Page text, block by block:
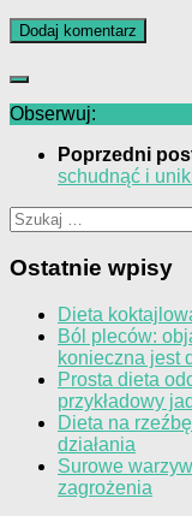
Obserwuj:
Poprzedni
schudnąć i
Szukaj:
Ostatnie wpisy
Dieta
Ból pleców:
konieczna jest
Prosta dieta
przykładowy
Dieta na
działania
Surowe
zagrożenia